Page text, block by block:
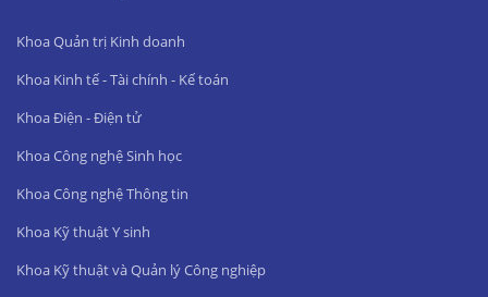
Khoa Quản trị Kinh doanh
Khoa Kinh tế - Tài chính - Kế toán
Khoa Điện - Điện tử
Khoa Công nghệ Sinh học
Khoa Công nghệ Thông tin
Khoa Kỹ thuật Y sinh
Khoa Kỹ thuật và Quản lý Công nghiệp